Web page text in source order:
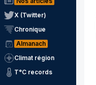
X (Twitter)
Chronique
Almanach
Climat région
T°C records